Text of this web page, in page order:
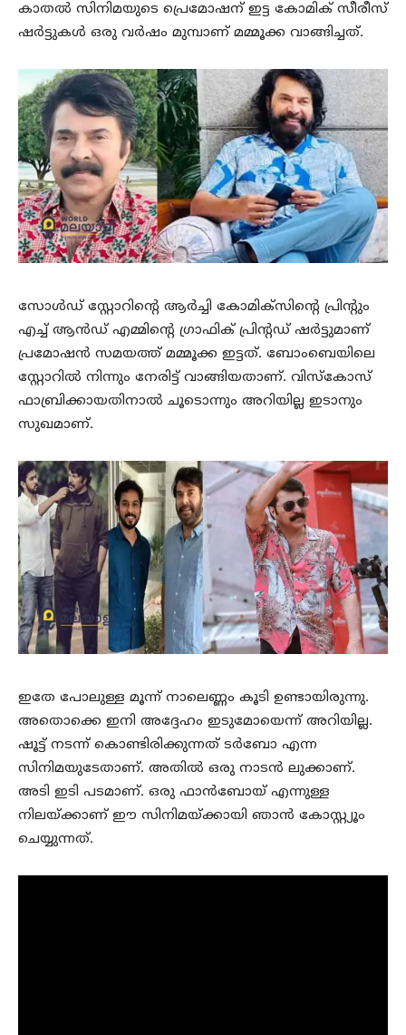
കാതൽ സിനിമയുടെ പ്രെമോഷന് ഇട്ട കോമിക് സീരീസ്
ഷർട്ടുകൾ ഒരു വർഷം മുമ്പാണ് മമ്മൂക്ക വാങ്ങിച്ചത്.
സോൾഡ് സ്റ്റോറിന്റെ ആർച്ചി കോമിക്സിന്റെ പ്രിന്റും
എച്ച് ആൻഡ് എമ്മിന്റെ ഗ്രാഫിക് പ്രിന്റഡ് ഷർട്ടുമാണ്
പ്രമോഷൻ സമയത്ത് മമ്മൂക്ക ഇട്ടത്. ബോംബെയിലെ
സ്റ്റോറിൽ നിന്നും നേരിട്ട് വാങ്ങിയതാണ്. വിസ്‌കോസ്
ഫാബ്രിക്കായതിനാൽ ചൂടൊന്നും അറിയില്ല ഇടാനും
സുഖമാണ്.
ഇതേ പോലുള്ള മൂന്ന് നാലെണ്ണം കൂടി ഉണ്ടായിരുന്നു.
അതൊക്കെ ഇനി അദ്ദേഹം ഇടുമോയെന്ന് അറിയില്ല.
ഷൂട്ട് നടന്ന് കൊണ്ടിരിക്കുന്നത് ടർബോ എന്ന
സിനിമയുടേതാണ്. അതിൽ ഒരു നാടൻ ലുക്കാണ്.
അടി ഇടി പടമാണ്. ഒരു ഫാൻബോയ് എന്നുള്ള
നിലയ്ക്കാണ് ഈ സിനിമയ്ക്കായി ഞാൻ കോസ്റ്റ്യൂം
ചെയ്യുന്നത്.